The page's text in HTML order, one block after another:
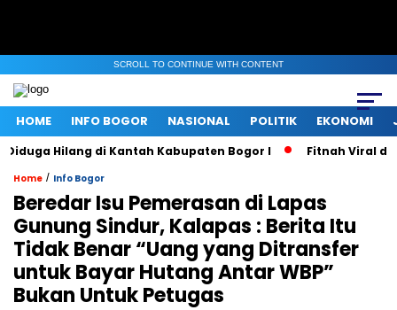
SCROLL TO CONTINUE WITH CONTENT
HOME INFO BOGOR NASIONAL POLITIK EKONOMI
Hilang di Kantah Kabupaten Bogor I Fitnah Viral di
Home / Info Bogor
Beredar Isu Pemerasan di Lapas
Gunung Sindur, Kalapas : Berita Itu
Tidak Benar “Uang yang Ditransfer
untuk Bayar Hutang Antar WBP”
Bukan Untuk Petugas